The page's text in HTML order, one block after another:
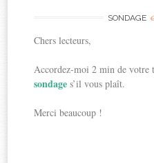
SONDAGE
Chers lecteurs,
Accordez-moi 2 min de votre
sondages’il vous plaît.
Merci beaucoup !